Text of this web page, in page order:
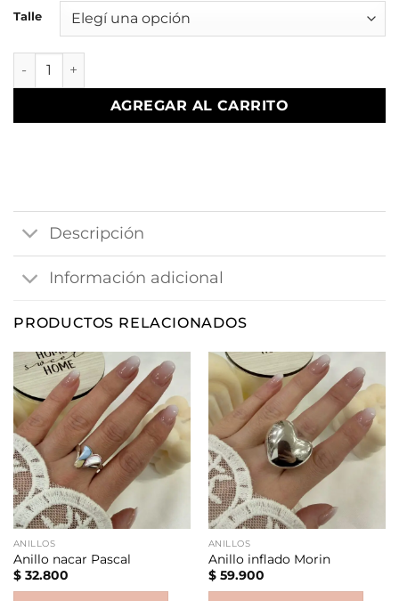
Talle
anillo abud 47 regulable a. quirurgico cantidad
AGREGAR AL CARRITO
Descripción
Información adicional
PRODUCTOS RELACIONADOS
ANILLOS
Anillo nacar Pascal
$32.800
ANILLOS
Anillo inflado Morin
$59.900